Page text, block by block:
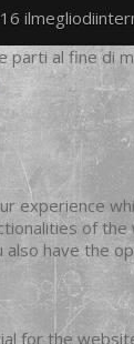
al fine di
experience
of
have the
for the